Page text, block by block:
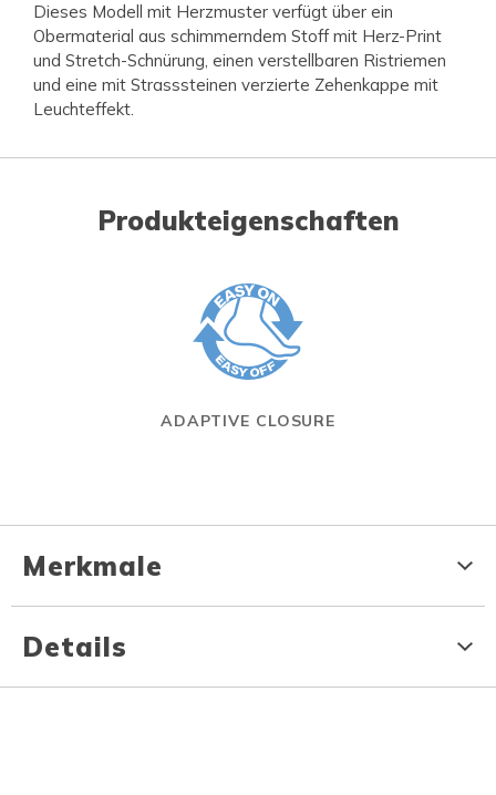
Dieses Modell mit Herzmuster verfügt über ein
Obermaterial aus schimmerndem Stoff mit Herz-Print
und Stretch-Schnürung, einen verstellbaren Ristriemen
und eine mit Strasssteinen verzierte Zehenkappe mit
Leuchteffekt.
Produkteigenschaften
ADAPTIVE CLOSURE
Merkmale
Details